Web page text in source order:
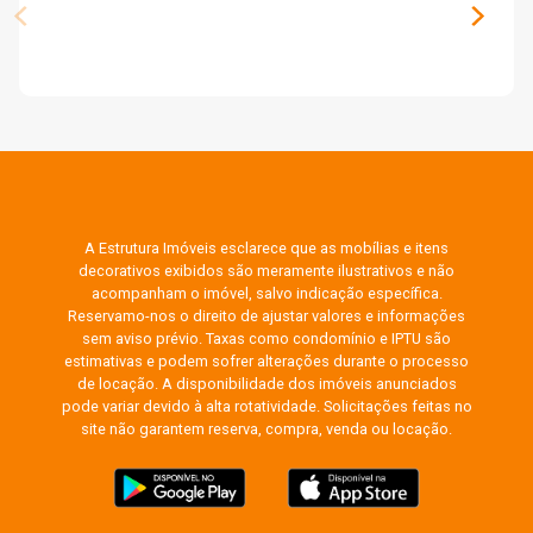
A Estrutura Imóveis esclarece que as mobílias e itens
decorativos exibidos são meramente ilustrativos e não
acompanham o imóvel, salvo indicação específica.
Reservamo-nos o direito de ajustar valores e informações
sem aviso prévio. Taxas como condomínio e IPTU são
estimativas e podem sofrer alterações durante o processo
de locação. A disponibilidade dos imóveis anunciados
pode variar devido à alta rotatividade. Solicitações feitas no
site não garantem reserva, compra, venda ou locação.